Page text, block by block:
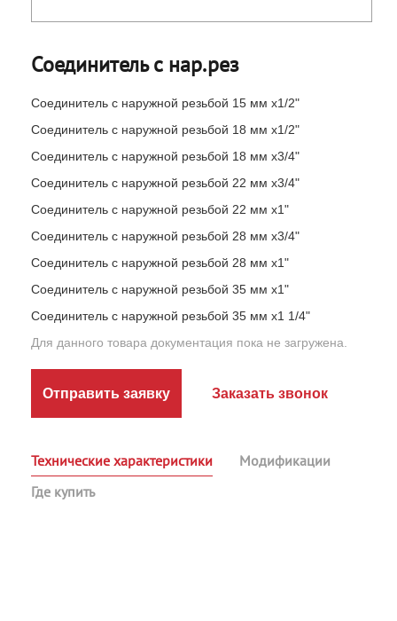
Соединитель с нар.рез
Соединитель с наружной резьбой 15 мм х1/2"
Соединитель с наружной резьбой 18 мм х1/2"
Соединитель с наружной резьбой 18 мм х3/4"
Соединитель с наружной резьбой 22 мм х3/4"
Соединитель с наружной резьбой 22 мм х1"
Соединитель с наружной резьбой 28 мм х3/4"
Соединитель с наружной резьбой 28 мм х1"
Соединитель с наружной резьбой 35 мм х1"
Соединитель с наружной резьбой 35 мм х1 1/4"
Для данного товара документация пока не загружена.
Отправить заявку Заказать звонок
Технические характеристики
Модификации
Где купить